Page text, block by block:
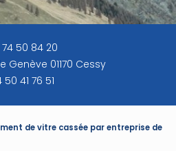
50 84 20
Genève 01170 Cessy
50 41 76 51
de vitre cassée par entreprise de